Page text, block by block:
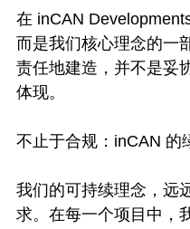
在 inCAN
而是我们核心理念的一
责任地建造，并不是妥
体现。
不止于合规：inCAN 的
我们的可持续理念，远
求。在每一个项目中，